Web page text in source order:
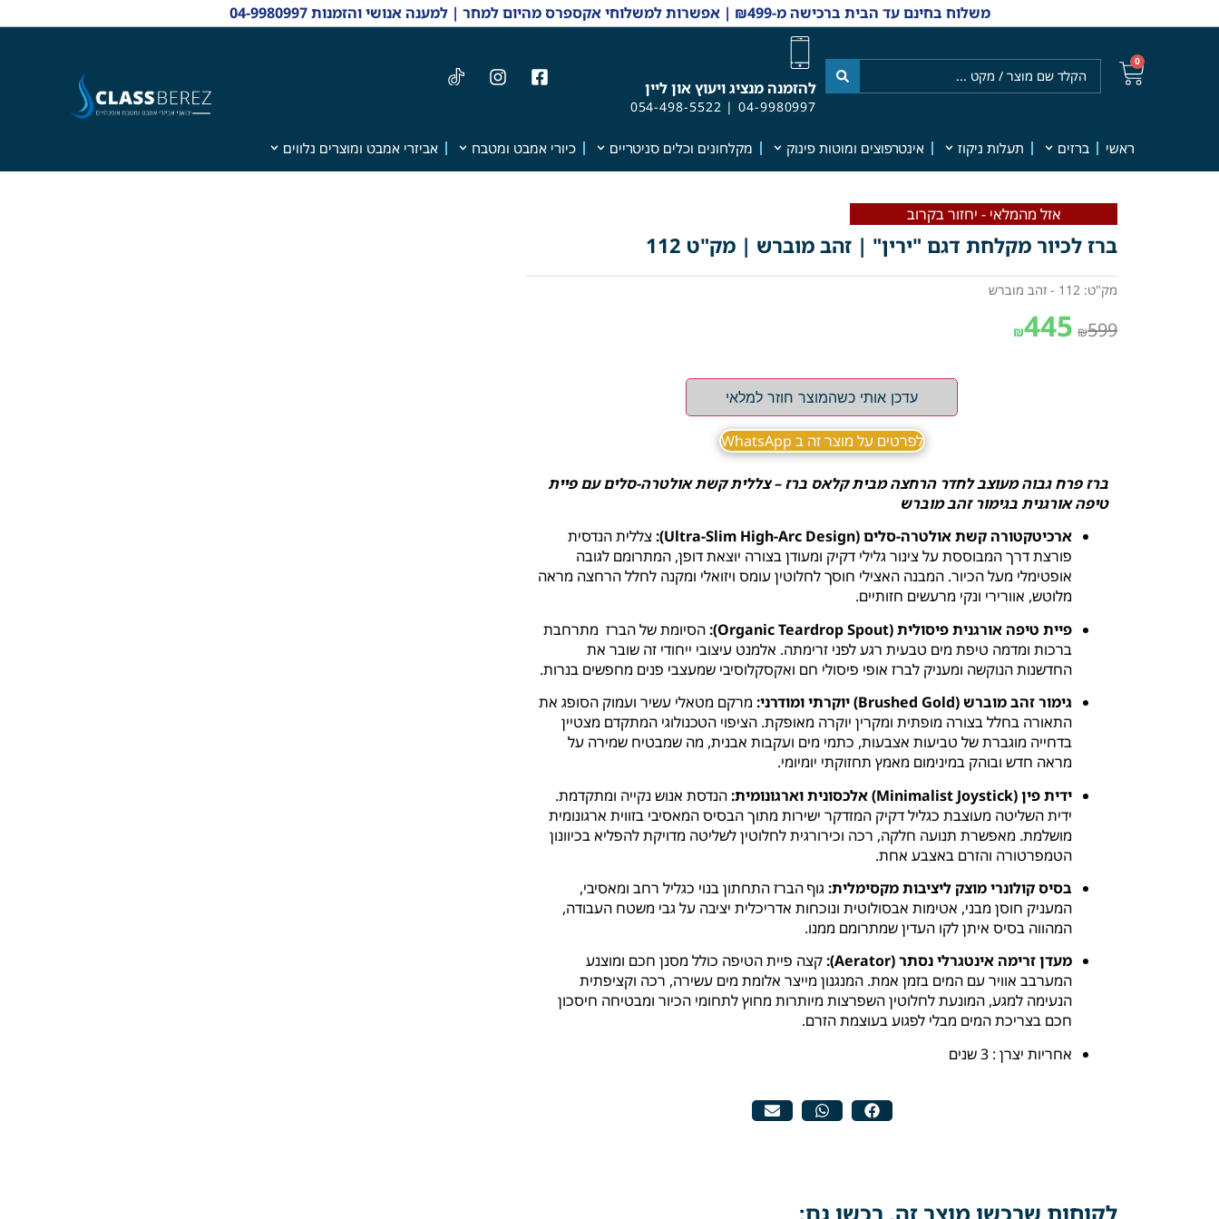
משלוח בחינם עד הבית ברכישה מ-₪499 | אפשרות למשלוחי אקספרס מהיום למחר | למענה אנושי והזמנות 04-9980997
0
להזמנה מנציג ויעוץ און ליין
04-9980997
|
054-498-5522
ראשי ברזים תעלות ניקוז אינטרפוצים ומוטות פינוק מקלחונים וכלים סניטריים כיורי אמבט ומטבח אביזרי אמבט ומוצרים נלווים
אזל מהמלאי - יחזור בקרוב
ברז לכיור מקלחת דגם "ירין" | זהב מוברש | מק"ט 112
מק"ט: 112 - זהב מוברש
₪599
₪445
עדכן אותי כשהמוצר חוזר למלאי
לפרטים על מוצר זה ב WhatsApp
ברז פרח גבוה מעוצב לחדר הרחצה מבית קלאס ברז – צללית קשת אולטרה-סלים עם פיית
טיפה אורגנית בגימור זהב מוברש
ארכיטקטורה קשת אולטרה-סלים (Ultra-Slim High-Arc Design):
צללית הנדסית
פורצת דרך המבוססת על צינור גלילי דקיק ומעודן בצורה יוצאת דופן, המתרומם לגובה
אופטימלי מעל הכיור. המבנה האצילי חוסך לחלוטין עומס ויזואלי ומקנה לחלל הרחצה מראה
מלוטש, אוורירי ונקי מרעשים חזותיים.
פיית טיפה אורגנית פיסולית (Organic Teardrop Spout):
הסיומת של הברז מתרחבת
ברכות ומדמה טיפת מים טבעית רגע לפני זרימתה. אלמנט עיצובי ייחודי זה שובר את
החדשנות הנוקשה ומעניק לברז אופי פיסולי חם ואקסקלוסיבי שמעצבי פנים מחפשים בנרות.
גימור זהב מוברש (Brushed Gold) יוקרתי ומודרני:
מרקם מטאלי עשיר ועמוק הסופג את
התאורה בחלל בצורה מופתית ומקרין יוקרה מאופקת. הציפוי הטכנולוגי המתקדם מצטיין
בדחייה מוגברת של טביעות אצבעות, כתמי מים ועקבות אבנית, מה שמבטיח שמירה על
מראה חדש ובוהק במינימום מאמץ תחזוקתי יומיומי.
ידית פין (Minimalist Joystick) אלכסונית וארגונומית:
הנדסת אנוש נקייה ומתקדמת.
ידית השליטה מעוצבת כגליל דקיק המזדקר ישירות מתוך הבסיס המאסיבי בזווית ארגונומית
מושלמת. מאפשרת תנועה חלקה, רכה וכירורגית לחלוטין לשליטה מדויקת להפליא בכיוונון
הטמפרטורה והזרם באצבע אחת.
בסיס קולונרי מוצק ליציבות מקסימלית: גוף הברז התחתון בנוי כגליל רחב ומאסיבי,
המעניק חוסן מבני, אטימות אבסולוטית ונוכחות אדריכלית יציבה על גבי משטח העבודה,
המהווה בסיס איתן לקו העדין שמתרומם ממנו.
מעדן זרימה אינטגרלי נסתר (Aerator):
קצה פיית הטיפה כולל מסנן חכם ומוצנע
המערבב אוויר עם המים בזמן אמת. המנגנון מייצר אלומת מים עשירה, רכה וקציפתית
הנעימה למגע, המונעת לחלוטין השפרצות מיותרות מחוץ לתחומי הכיור ומבטיחה חיסכון
חכם בצריכת המים מבלי לפגוע בעוצמת הזרם.
אחריות יצרן : 3 שנים
לקוחות שרכשו מוצר זה, רכשו גם: